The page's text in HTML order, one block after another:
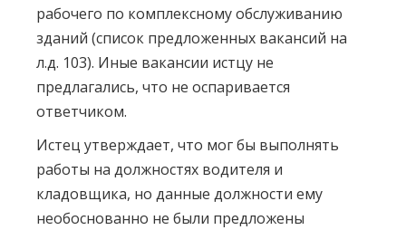
рабочего по комплексному обслуживанию
зданий (список предложенных вакансий на
л.д. 103). Иные вакансии истцу не
предлагались, что не оспаривается
ответчиком.
Истец утверждает, что мог бы выполнять
работы на должностях водителя и
кладовщика, но данные должности ему
необоснованно не были предложены